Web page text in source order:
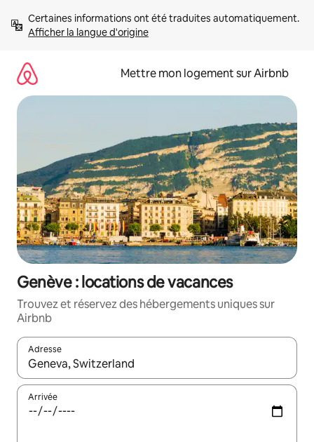
directement
Afficher la langue d'origine
Mettre mon logement sur Airbnb
Genève : locations de vacances
Trouvez et réservez des hébergements uniques sur
Airbnb
Adresse
Lorsque les résultats s'affichent, utilisez les flèches vers le
Arrivée